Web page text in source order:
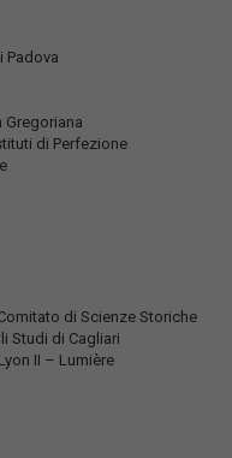
Padova
Gregoriana
di Perfezione
di Scienze Storiche
Studi di Cagliari
II – Lumière